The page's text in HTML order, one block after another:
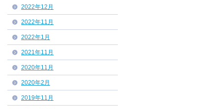
2022年12月
2022年11月
2022年1月
2021年11月
2020年11月
2020年2月
2019年11月